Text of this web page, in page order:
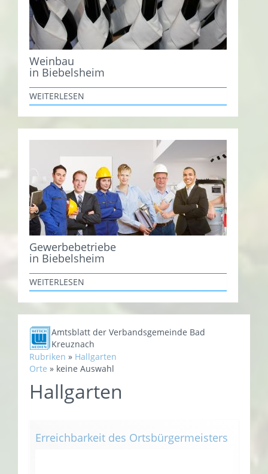
Weinbau
in Biebelsheim
WEITERLESEN
Gewerbebetriebe
in Biebelsheim
WEITERLESEN
Amtsblatt der Verbandsgemeinde Bad
Kreuznach
Rubriken » Hallgarten
Orte » keine Auswahl
Hallgarten
Erreichbarkeit des Ortsbürgermeisters